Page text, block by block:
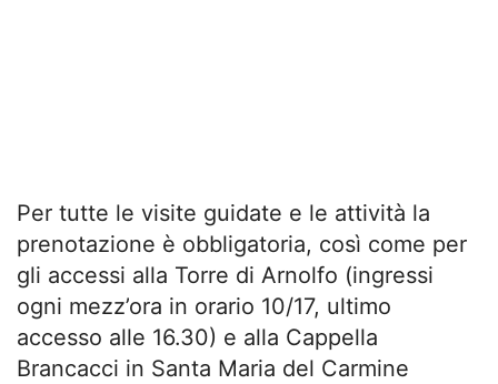
Per tutte le visite guidate e le attività la
prenotazione è obbligatoria, così come per
gli accessi alla Torre di Arnolfo (ingressi
ogni mezz’ora in orario 10/17, ultimo
accesso alle 16.30) e alla Cappella
Brancacci in Santa Maria del Carmine